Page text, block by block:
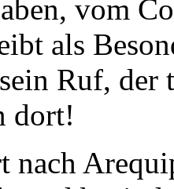
vom
als
Ruf, der
dort!
nach